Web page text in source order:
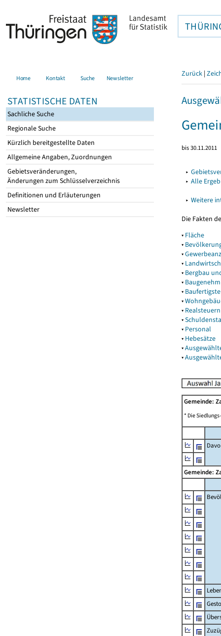
Home Kontakt Suche Newsletter
STATISTISCHE DATEN
Sachliche Suche
Regionale Suche
Kürzlich bereitgestellte Daten
Allgemeine Angaben, Zuordnungen
Gebietsveränderungen,
Änderungen zum Schlüsselverzeichnis
Definitionen und Erläuterungen
Newsletter
Zurück |
bis 30.11.2011
▸
▸ Alle
▸ Weitere
Die Fakten
▾ Fläche
▾
▾
▾
▾ Bergbau
▾
▾
▾
▾ Realsteuern
▾
▾ Personal
▾ Hebesätze
▾
▾
Gemeinde:
* Die
Gemeinde: